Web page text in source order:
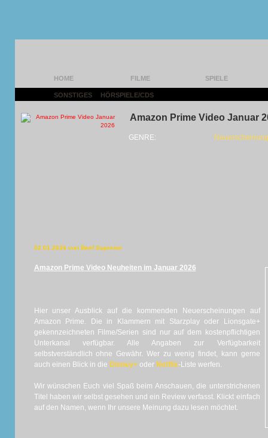
HOME FILME SPIELE
SONSTIGES HÖRSPIELE/CDS
Amazon Prime Video Januar
GENRE:
02.01.2026 von Beef Supreme
Amazon Prime Video Neuheiten im Januar 2026
Hier unser Ausblick auf die kommenden Neuerscheinungen auf
Amazon Prime. Die in Klammern mit Starzplay oder Lionsgate+
gekennzeichneten Filme/Serien sind nur auf dem kostenpflichtigen
Unterkanal verfügbar. Alle Angaben zur Verfügbarkeit
selbstverständlich ohne Gewähr. Wer zu wenig findet, kann gerne
auch einen Blick in die Disney+oder Netflix-Liste werfen.
Wir wünschen Euch viel Spaß beim Anschauen, die unterstrichenen
Titel haben wir selbst gesehen und ein Review verfasst. Klickt einfach
auf den Namen, wenn Ihr unsere Meinung dazu lesen möchtet.